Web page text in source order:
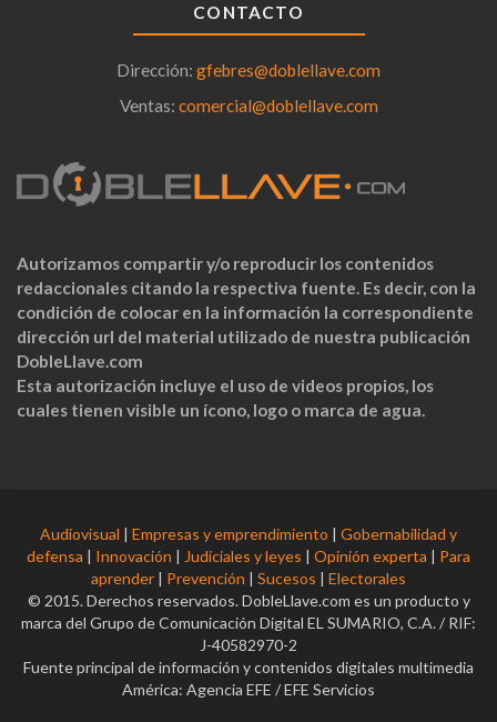
CONTACTO
Dirección: gfebres@doblellave.com
Ventas: comercial@doblellave.com
Autorizamos compartir y/o reproducir los contenidos
redaccionales citando la respectiva fuente. Es decir, con la
condición de colocar en la información la correspondiente
dirección url del material utilizado de nuestra publicación
DobleLlave.com
Esta autorización incluye el uso de videos propios, los
cuales tienen visible un ícono, logo o marca de agua.
Audiovisual | Empresas y emprendimiento | Gobernabilidad y
defensa | Innovación | Judiciales y leyes | Opinión experta | Para
aprender | Prevención | Sucesos | Electorales
© 2015. Derechos reservados. DobleLlave.com es un producto y
marca del Grupo de Comunicación Digital EL SUMARIO, C.A. / RIF:
J-40582970-2
Fuente principal de información y contenidos digitales multimedia
América: Agencia EFE / EFE Servicios